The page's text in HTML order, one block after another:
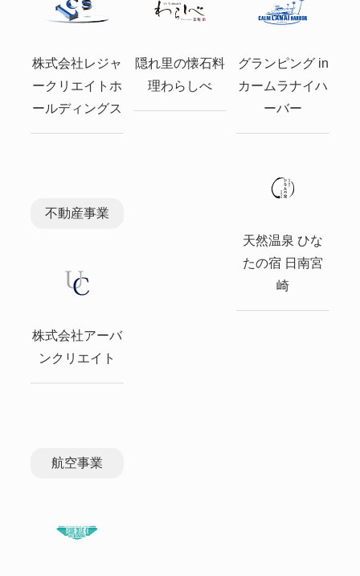
株式会社レジャ
ークリエイトホ
ールディングス
不動産事業
株式会社アーバ
ンクリエイト
航空事業
隠れ里の懐石料
理わらしべ
グランピング in
カームラナイハ
ーバー
天然温泉 ひな
たの宿 日南宮
崎